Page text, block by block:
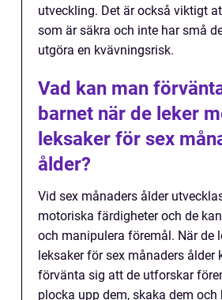
utveckling. Det är också viktigt
som är säkra och inte har små
utgöra en kvävningsrisk.
Vad kan man
barnet när de leker
leksaker för sex
ålder?
Vid sex månaders ålder
motoriska färdigheter och de
och manipulera föremål. När de
leksaker för sex månaders ålder
förvänta sig att de utforskar
plocka upp dem, skaka dem och